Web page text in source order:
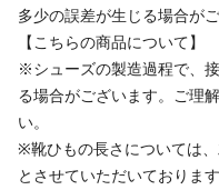
多少の誤差が生じる場合がご
【こちらの商品について】
※シューズの製造過程で、
る場合がございます。ご理
い。
※靴ひもの長さについては
とさせていただいております